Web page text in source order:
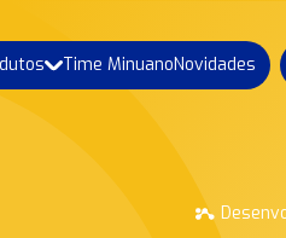
Time MinuanoNovidades